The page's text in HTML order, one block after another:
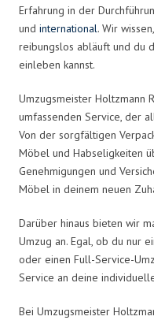
Erfahrung in der
und international. Wir
reibungslos abläuft und du
einleben kannst.
Umzugsmeister Holtzmann
umfassenden Service, der
Von der sorgfältigen
Möbel und Habseligkeiten
Genehmigungen und
Möbel in deinem neuen
Darüber hinaus bieten wir
Umzug an. Egal, ob du nur
oder einen Full-Service-
Service an deine
Bei Umzugsmeister